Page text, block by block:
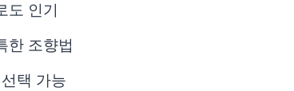
도 인기
한 조향법
택 가능